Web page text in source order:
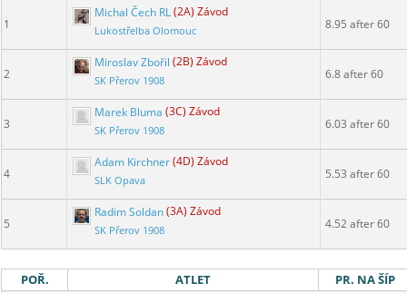
1
Michal Čech RL(2A) Závod
Lukostřelba Olomouc 8.95 after 60
2
Miroslav Zbořil (2B) Závod
SK Přerov 1908 6.8 after 60
3
Marek Bluma (3C) Závod
SK Přerov 1908 6.03 after 60
4
Adam Kirchner(4D) Závod
SLK Opava 5.53 after 60
5
Radim Soldan(3A) Závod
SK Přerov 1908 4.52 after 60
POŘ. ATLET PR. NA ŠÍP